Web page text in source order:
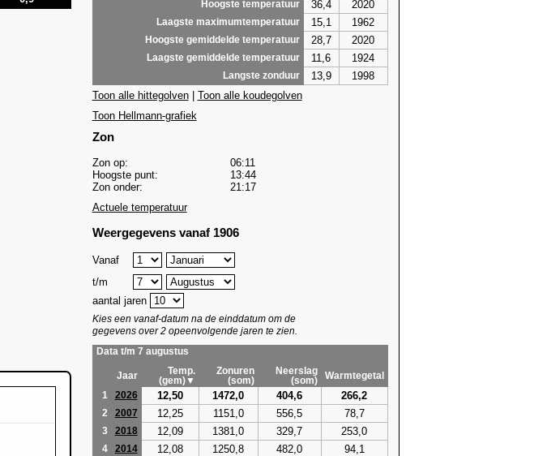
Hoogste temperatuur
36,4 2020
Laagste maximumtemperatuur 15,1 1962
Hoogste gemiddelde temperatuur 28,7 2020
Laagste gemiddelde temperatuur 11,6 1924
Langste zonduur 13,9
1998
Toon alle hittegolven| Toon alle koudegolven
Toon Hellmann-grafiek
Zon
Zon op:
06:11
Hoogste punt:
13:44
Zon onder:
21:17
Actuele temperatuur
Weergegevens vanaf 1906
Vanaf
t/m
aantal jaren
Kies een vanaf-datum na de einddatum om de
gegevens over 2 opeenvolgende jaren te zien.
Data t/m 7 augustus
Jaar
Temp.
(gem)▼
Zonuren
(som)
Neerslag
(som)
Warmtegetal
1
2026 12,50 1472,0 404,6 266,2
2 2007 12,25 1151,0 556,5 78,7
3 2018 12,09 1381,0 329,7 253,0
4 2014 12,08 1250,8 482,0 94,1